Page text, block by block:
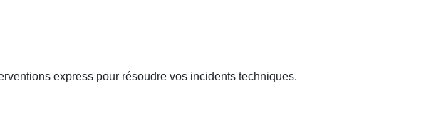
express pour résoudre vos incidents techniques.